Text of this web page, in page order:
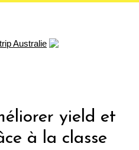
yield et
à la classe